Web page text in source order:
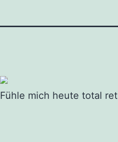
Fühle mich heute total